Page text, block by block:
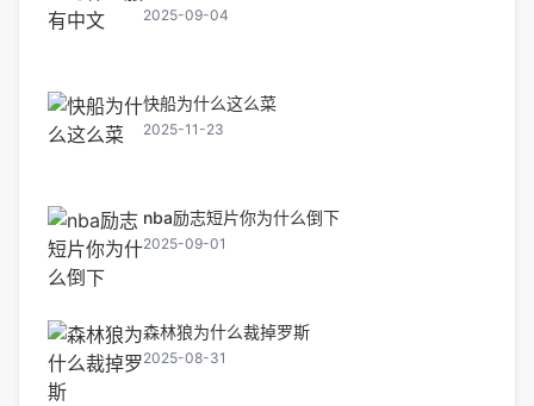
2025-09-04
快船为什么这么菜
2025-11-23
nba励志短片你为什么倒下
2025-09-01
森林狼为什么裁掉罗斯
2025-08-31